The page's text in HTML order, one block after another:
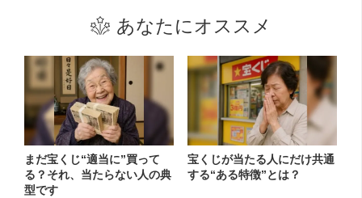
あなたにオススメ
まだ宝くじ“適当に”買って
る？それ、当たらない人の典
型です
宝くじが当たる人にだけ共通
する“ある特徴”とは？